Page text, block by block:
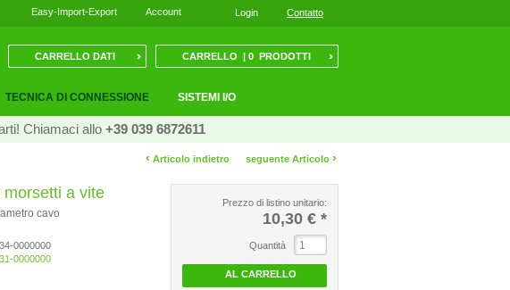
Login Contatto
Account
Easy-Import-Export
TECNICA DI CONNESSIONE SISTEMI I/O
CARRELLO | 0 PRODOTTI ›
CARRELLO DATI ›
Chiamaci allo +39 039 6872611
seguente Articolo ›
‹ Articolo indietro
morsetti a vite
cavo
0000000
0000000
Prezzo di listino unitario:
10,30 € *
Quantità
AL CARRELLO